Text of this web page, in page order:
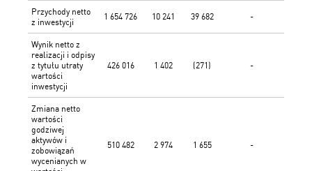
Przychody netto
z inwestycji
1 654 726 10 241 39 682 -
Wynik netto z
realizacji i odpisy
z tytułu utraty
wartości
inwestycji
426 016 1 402 (271) -
Zmiana netto
wartości
godziwej
aktywów i
zobowiązań
wycenianych w
510 482 2 974 1 655 -